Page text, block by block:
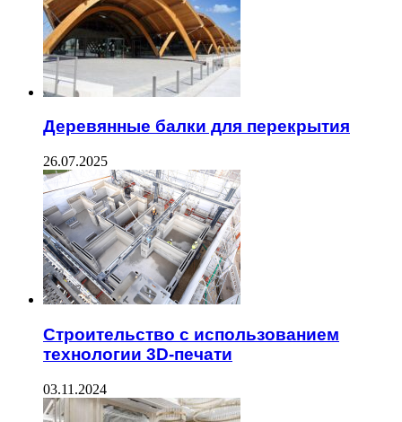
Деревянные балки для перекрытия
26.07.2025
Строительство с использованием
технологии 3D-печати
03.11.2024